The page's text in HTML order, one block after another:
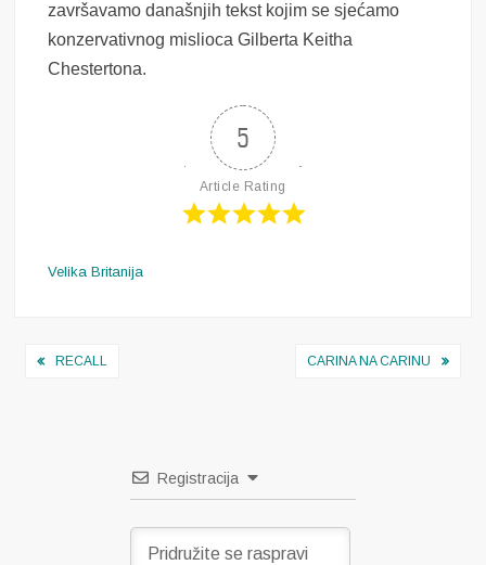
završavamo današnjih tekst kojim se sjećamo
konzervativnog mislioca Gilberta Keitha
Chestertona.
5
Article Rating
Velika Britanija
Navigacija
RECALL CARINA NA CARINU
Registracija